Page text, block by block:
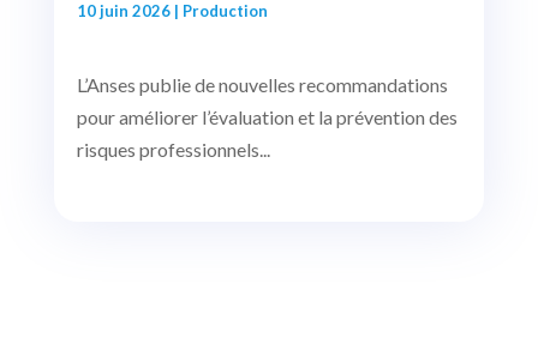
10 juin 2026| Production
L’Anses publie de nouvelles recommandations
pour améliorer l’évaluation et la prévention des
risques professionnels...